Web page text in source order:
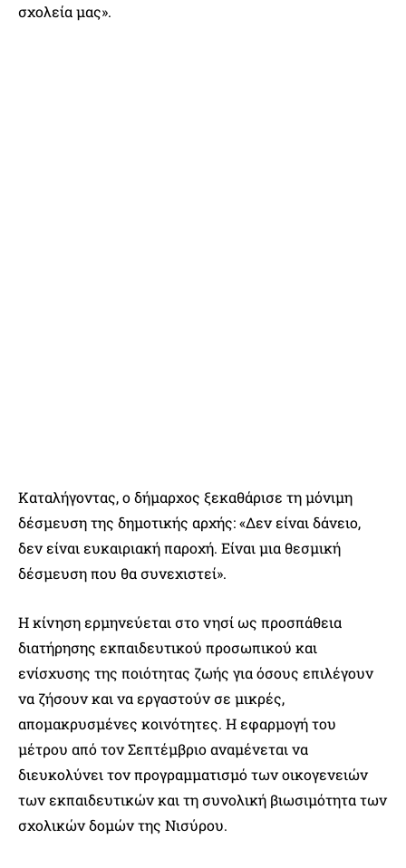
σχολεία μας».
Καταλήγοντας, ο δήμαρχος ξεκαθάρισε τη μόνιμη
δέσμευση της δημοτικής αρχής: «Δεν είναι δάνειο,
δεν είναι ευκαιριακή παροχή. Είναι μια θεσμική
δέσμευση που θα συνεχιστεί».
Η κίνηση ερμηνεύεται στο νησί ως προσπάθεια
διατήρησης εκπαιδευτικού προσωπικού και
ενίσχυσης της ποιότητας ζωής για όσους επιλέγουν
να ζήσουν και να εργαστούν σε μικρές,
απομακρυσμένες κοινότητες. Η εφαρμογή του
μέτρου από τον Σεπτέμβριο αναμένεται να
διευκολύνει τον προγραμματισμό των οικογενειών
των εκπαιδευτικών και τη συνολική βιωσιμότητα των
σχολικών δομών της Νισύρου.